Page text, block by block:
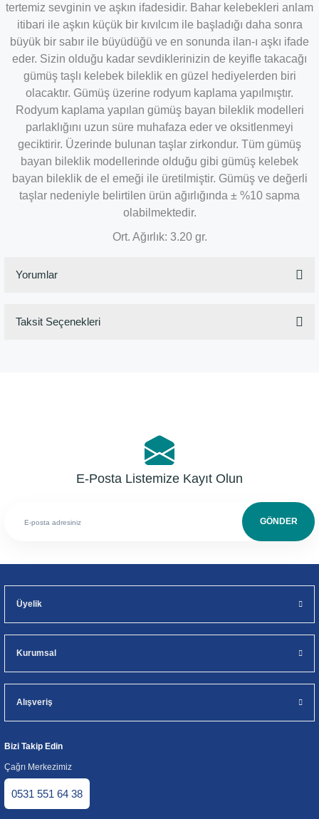
tertemiz sevginin ve aşkın ifadesidir. Bahar kelebekleri anlam
itibari ile aşkın küçük bir kıvılcım ile başladığı daha sonra
büyük bir sabır ile büyüdüğü ve en sonunda ilan-ı aşkı ifade
eder. Sizin olduğu kadar sevdiklerinizin de keyifle takacağı
gümüş taşlı kelebek bileklik en güzel hediyelerden biri
olacaktır. Gümüş üzerine rodyum kaplama yapılmıştır.
Rodyum kaplama yapılan gümüş bayan bileklik modelleri
parlaklığını uzun süre muhafaza eder ve oksitlenmeyi
geciktirir. Üzerinde bulunan taşlar zirkondur. Tüm gümüş
bayan bileklik modellerinde olduğu gibi gümüş kelebek
bayan bileklik de el emeği ile üretilmiştir. Gümüş ve değerli
taşlar nedeniyle belirtilen ürün ağırlığında ± %10 sapma
olabilmektedir.
Ort. Ağırlık: 3.20 gr.
Yorumlar
Taksit Seçenekleri
E-Posta Listemize Kayıt Olun
GÖNDER
Üyelik
Kurumsal
Alışveriş
Bizi Takip Edin
Çağrı Merkezimiz
0531 551 64 38